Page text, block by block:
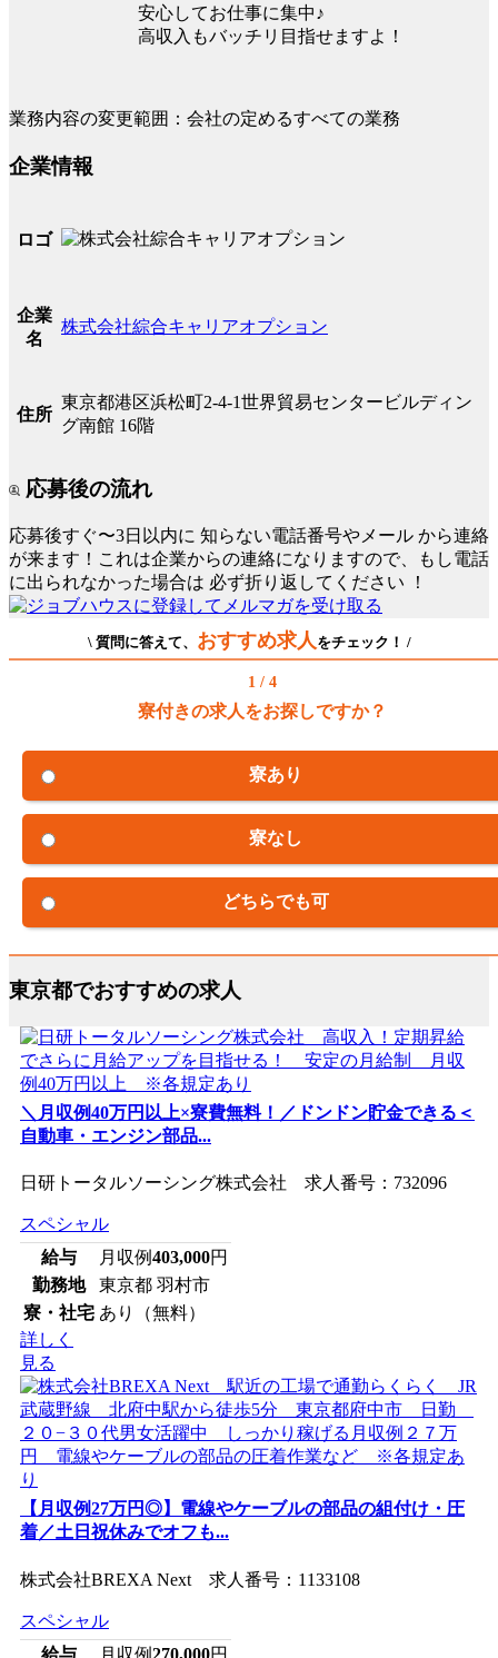
安心してお仕事に集中♪
高収入もバッチリ目指せますよ！
業務内容の変更範囲：会社の定めるすべての業務
企業情報
ロゴ
企業
名
株式会社綜合キャリアオプション
住所
東京都港区浜松町2-4-1世界貿易センタービルディン
グ南館 16階
応募後の流れ
応募後すぐ〜3日以内に 知らない電話番号やメール から連絡
が来ます！これは企業からの連絡になりますので、もし電話
に出られなかった場合は 必ず折り返してください ！
\ 質問に答えて、 おすすめ求人 をチェック！ /
1 / 4
寮付きの求人をお探しですか？
寮あり
寮なし
どちらでも可
東京都でおすすめの求人
＼月収例40万円以上×寮費無料！／ドンドン貯金できる＜
自動車・エンジン部品...
日研トータルソーシング株式会社 求人番号：732096
スペシャル
給与
月収例403,000円
勤務地
東京都 羽村市
寮・社宅 あり（無料）
詳しく
見る
【月収例27万円◎】電線やケーブルの部品の組付け・圧
着／土日祝休みでオフも...
株式会社BREXA Next 求人番号：1133108
スペシャル
給与
月収例 270,000円